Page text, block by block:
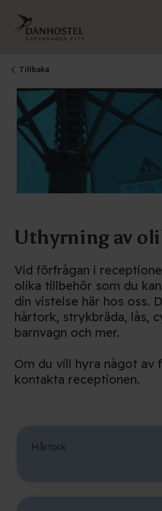
Tillbaka
Uthyrning av
Vid förfrågan i
olika tillbehör som du
din vistelse här hos oss.
hårtork, strykbräda, lås,
barnvagn och mer.
Om du vill hyra något av
kontakta receptionen.
Hårtork